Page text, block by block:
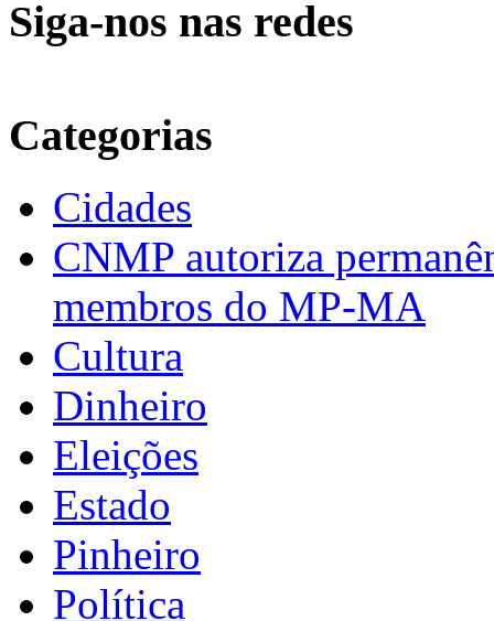
Siga-nos nas redes
Categorias
Cidades
CNMP autoriza
membros do MP-MA
Cultura
Dinheiro
Eleições
Estado
Pinheiro
Política